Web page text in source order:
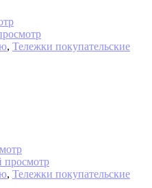
, Тележки покупательские
просмотр
, Тележки покупательские